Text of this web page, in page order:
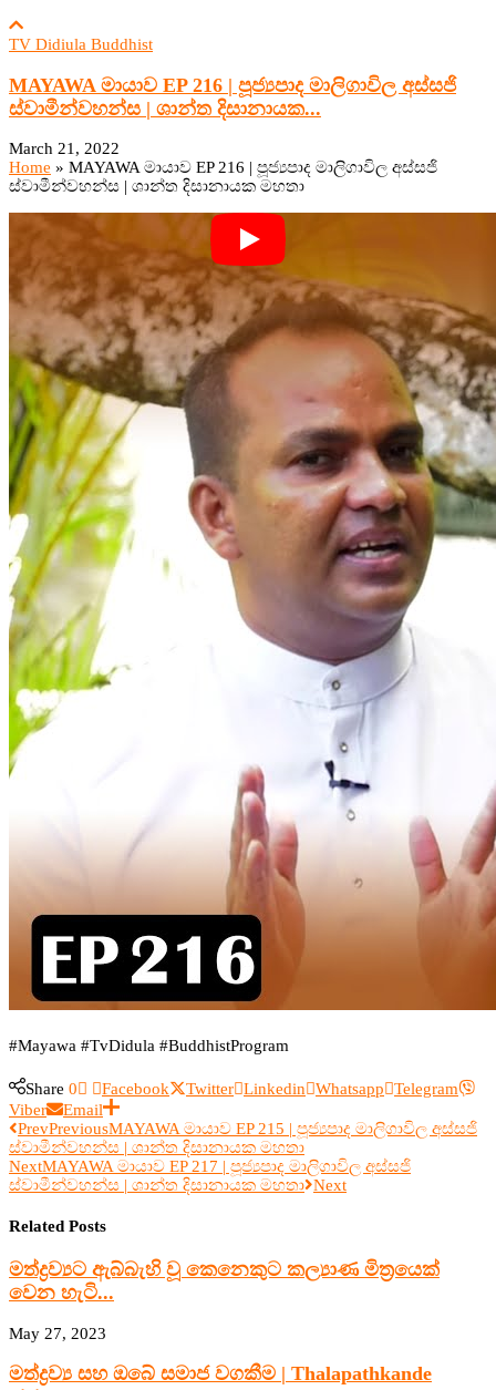
TV Didiula Buddhist
MAYAWA මායාව EP 216 | පූජ්‍යපාද මාලිගාවිල අස්සජි
ස්වාමීන්වහන්ස | ශාන්ත දිසානායක...
March 21, 2022
Home » MAYAWA මායාව EP 216 | පූජ්‍යපාද මාලිගාවිල අස්සජි
ස්වාමීන්වහන්ස | ශාන්ත දිසානායක මහතා
#Mayawa #TvDidula #BuddhistProgram
Share 0 Facebook Twitter Linkedin Whatsapp
Telegram
Viber
Email
PrevPreviousMAYAWA මායාව EP 215 | පූජ්‍යපාද මාලිගාවිල අස්සජි
ස්වාමීන්වහන්ස | ශාන්ත දිසානායක මහතා
NextMAYAWA මායාව EP 217 | පූජ්‍යපාද මාලිගාවිල අස්සජි
ස්වාමීන්වහන්ස | ශාන්ත දිසානායක මහතා Next
Related Posts
මත්ද්‍රව්‍යට ඇබ්බැහි වූ කෙනෙකුට කල්‍යාණ මිත්‍රයෙක්
වෙන හැටි...
May 27, 2023
මත්ද්‍රව්‍ය සහ ඔබේ සමාජ වගකීම | Thalapathkande